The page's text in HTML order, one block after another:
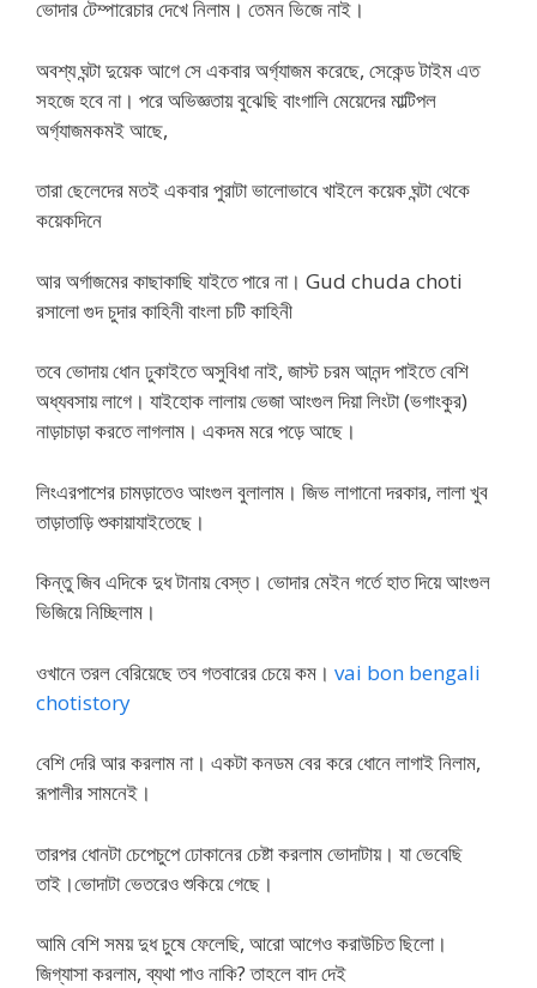
ভোদার টেম্পারেচার দেখে নিলাম। তেমন ভিজে নাই।
অবশ্য ঘন্টা দুয়েক আগে সে একবার অর্গ্যাজম করেছে, সেকেন্ড টাইম এত
সহজে হবে না। পরে অভিজ্ঞতায় বুঝেছি বাংগালি মেয়েদের মাল্টিপল
অর্গ্যাজমকমই আছে,
তারা ছেলেদের মতই একবার পুরাটা ভালোভাবে খাইলে কয়েক ঘন্টা থেকে
কয়েকদিনে
আর অর্গাজমের কাছাকাছি যাইতে পারে না। Gud chuda choti
রসালো গুদ চুদার কাহিনী বাংলা চটি কাহিনী
তবে ভোদায় ধোন ঢুকাইতে অসুবিধা নাই, জাস্ট চরম আনন্দ পাইতে বেশি
অধ্যবসায় লাগে। যাইহোক লালায় ভেজা আংগুল দিয়া লিংটা (ভগাংকুর)
নাড়াচাড়া করতে লাগলাম। একদম মরে পড়ে আছে।
লিংএরপাশের চামড়াতেও আংগুল বুলালাম। জিভ লাগানো দরকার, লালা খুব
তাড়াতাড়ি শুকায়াযাইতেছে।
কিন্তু জিব এদিকে দুধ টানায় বেস্ত। ভোদার মেইন গর্তে হাত দিয়ে আংগুল
ভিজিয়ে নিচ্ছিলাম।
ওখানে তরল বেরিয়েছে তব গতবারের চেয়ে কম। vai bon bengali
chotistory
বেশি দেরি আর করলাম না। একটা কনডম বের করে ধোনে লাগাই নিলাম,
রূপালীর সামনেই।
তারপর ধোনটা চেপেচুপে ঢোকানের চেষ্টা করলাম ভোদাটায়। যা ভেবেছি
তাই।ভোদাটা ভেতরেও শুকিয়ে গেছে।
আমি বেশি সময় দুধ চুষে ফেলেছি, আরো আগেও করাউচিত ছিলো।
জিগ্যাসা করলাম, ব্যথা পাও নাকি? তাহলে বাদ দেই